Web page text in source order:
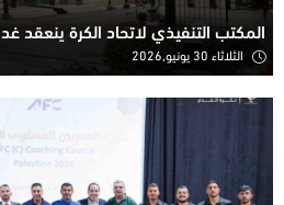
المكتب التنفيذي لاتحاد الكرة ينعقد غدا
الثلاثاء 30 يونيو,2026